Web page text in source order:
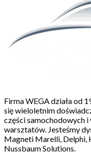
Firma WEGA działa od
się wieloletnim
części samochodowych
warsztatów. Jesteśmy
Magneti Marelli, Delphi,
Nussbaum Solutions.